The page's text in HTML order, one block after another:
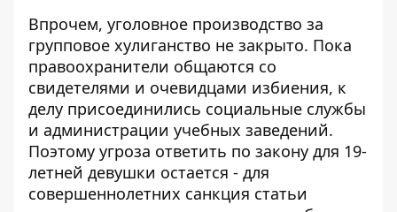
Впрочем, уголовное производство за
групповое хулиганство не закрыто. Пока
правоохранители общаются со
свидетелями и очевидцами избиения, к
делу присоединились социальные службы
и администрации учебных заведений.
Поэтому угроза ответить по закону для 19-
летней девушки остается - для
совершеннолетних санкция статьи